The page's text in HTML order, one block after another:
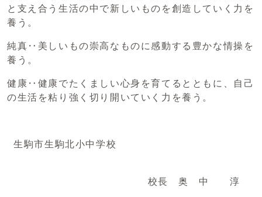
と支え合う生活の中で新しいものを創造していく力を
養う。
純真‥美しいもの崇高なものに感動する豊かな情操を
養う。
健康‥健康でたくましい心身を育てるとともに、自己
の生活を粘り強く切り開いていく力を養う。
生駒市生駒北小中学校
校長 奥 中 淳